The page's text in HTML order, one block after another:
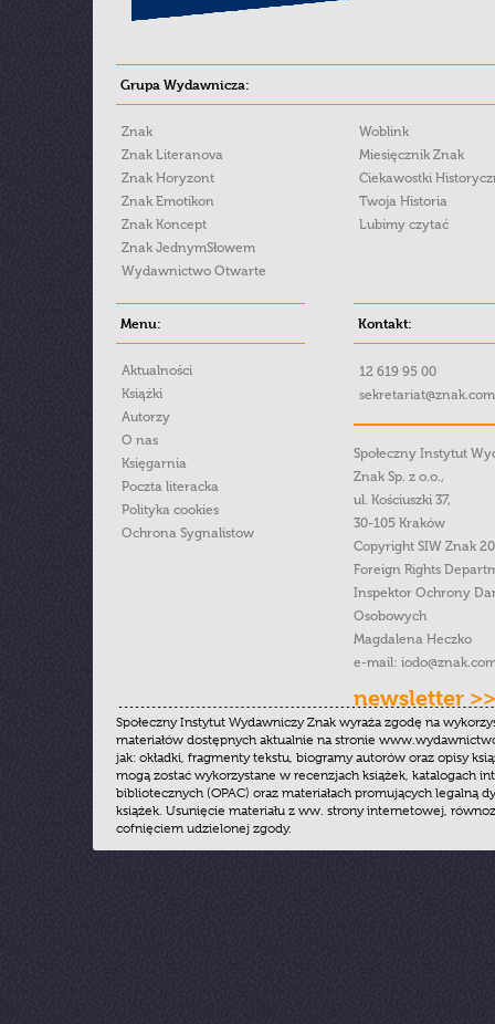
Grupa Wydawnicza:
Znak
Znak Literanova
Znak Horyzont
Znak Emotikon
Znak Koncept
Znak JednymSłowem
Wydawnictwo Otwarte
Woblink
Miesięcznik Znak
Ciekawostki
Twoja Historia
Lubimy czytać
Menu:
Aktualności
Książki
Autorzy
O nas
Księgarnia
Poczta literacka
Polityka cookies
Ochrona Sygnalistow
Kontakt:
12 619 95 00
Społeczny Instytut
Znak Sp. z o.o.,
ul. Kościuszki 37,
30-105 Kraków
Copyright SIW Znak
Foreign Rights
Inspektor Ochrony
Osobowych
Magdalena Heczko
e-mail:
newsletter >>
Społeczny Instytut Wydawniczy Znak wyraża zgodę na
materiałów dostępnych aktualnie na stronie
jak: okładki, fragmenty tekstu, biogramy autorów oraz opisy
mogą zostać wykorzystane w recenzjach książek, katalogach
bibliotecznych (OPAC) oraz materiałach promujących legalną
książek. Usunięcie materiału z ww. strony internetowej,
cofnięciem udzielonej zgody.